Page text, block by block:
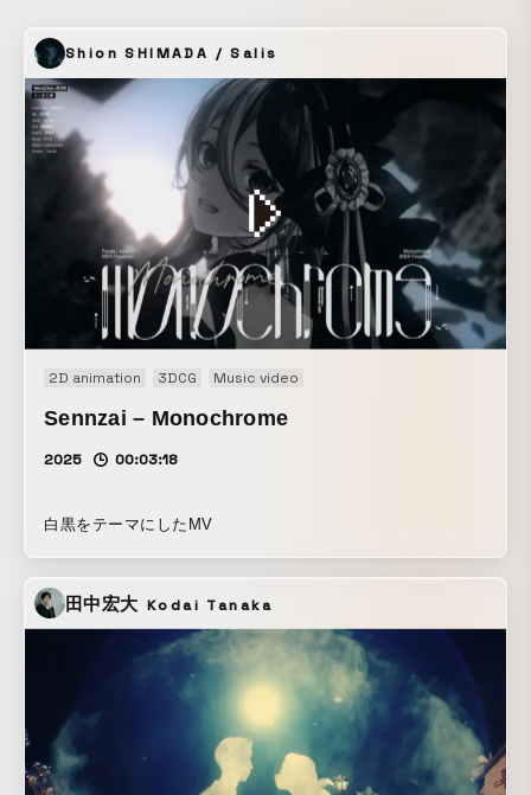
Shion SHIMADA / Salis
2D animation 3DCG Music video
Sennzai – Monochrome
2025 00:03:18
白黒をテーマにしたMV
田中宏大 Kodai Tanaka